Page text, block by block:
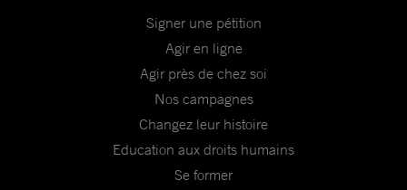
Signer une pétition
Agir en ligne
Agir près de chez soi
Nos campagnes
Changez leur histoire
Education aux droits humains
Se former